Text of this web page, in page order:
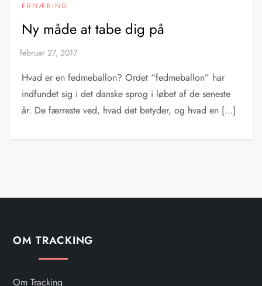
ERNÆRING
Ny måde at tabe dig på
Hvad er en fedmeballon? Ordet “fedmeballon” har
indfundet sig i det danske sprog i løbet af de seneste
år. De færreste ved, hvad det betyder, og hvad en […]
OM TRACKING
Om Tracking